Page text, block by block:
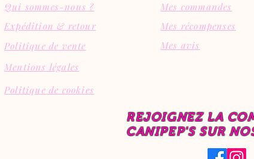
Qui sommes-nous ?
Mes commandes
Expédition & retour
Politique de vente
Mes récompenses
Mes avis
Mentions légales
Politique de cookies
REJOIGNEZ LA
CANIPEP'S SUR